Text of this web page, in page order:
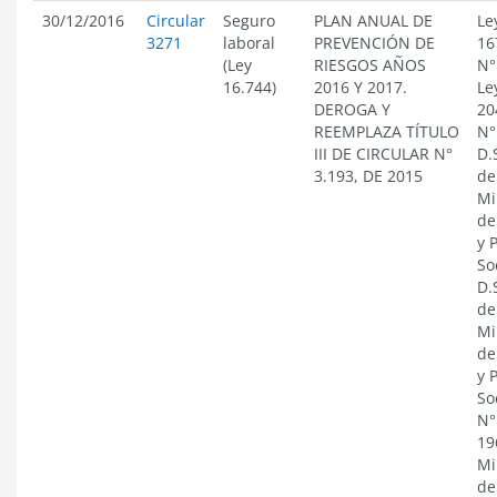
30/12/2016
Circular
3271
Seguro
laboral
(Ley
16.744)
PLAN ANUAL DE
PREVENCIÓN DE
RIESGOS AÑOS
2016 Y 2017.
DEROGA Y
REEMPLAZA TÍTULO
III DE CIRCULAR N°
3.193, DE 2015
y
y